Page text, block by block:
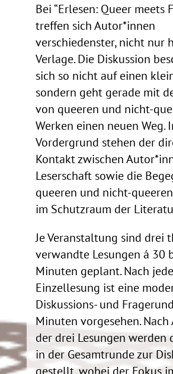
Bei “Erlesen: Queer meets
treffen sich Autor*innen
verschiedenster, nicht nur
Verlage. Die Diskussion
sich so nicht auf einen
sondern geht gerade mit
von queeren und nicht-
Werken einen neuen Weg.
Vordergrund stehen der
Kontakt zwischen
Leserschaft sowie die
queeren und nicht-
im Schutzraum der
Je Veranstaltung sind drei
verwandte Lesungen á 30
Minuten geplant. Nach
Einzellesung ist eine
Diskussions- und
Minuten vorgesehen. Nach
der drei Lesungen werden
in der Gesamtrunde zur